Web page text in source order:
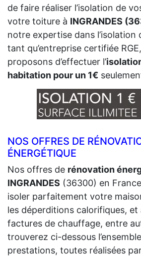
de faire réaliser l’isolation de
votre toiture à INGRANDES
notre expertise dans l’isolation
tant qu’entreprise certifiée
proposons d’effectuer l’
habitation pour un 1€
NOS OFFRES DE
ÉNERGÉTIQUE
Nos offres de rénovation
INGRANDES (36300) en
isoler parfaitement votre
les déperditions calorifiques, et
factures de chauffage, entre
trouverez ci-dessous
prestations, toutes réalisées